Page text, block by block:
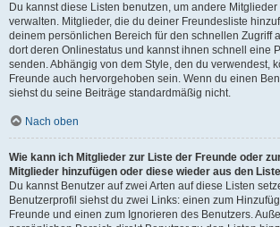
Du kannst diese Listen benutzen, um andere Mitglieder
verwalten. Mitglieder, die du deiner Freundesliste
deinem persönlichen Bereich für den schnellen Zugriff
dort deren Onlinestatus und kannst ihnen schnell eine
senden. Abhängig von dem Style, den du verwendest,
Freunde auch hervorgehoben sein. Wenn du einen
siehst du seine Beiträge standardmäßig nicht.
Nach oben
Wie kann ich Mitglieder zur Liste der Freunde oder
Mitglieder hinzufügen oder diese wieder aus den
Du kannst Benutzer auf zwei Arten auf diese Listen
Benutzerprofil siehst du zwei Links: einen zum
Freunde und einen zum Ignorieren des Benutzers.